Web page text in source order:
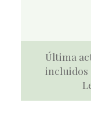
Última
incluidos